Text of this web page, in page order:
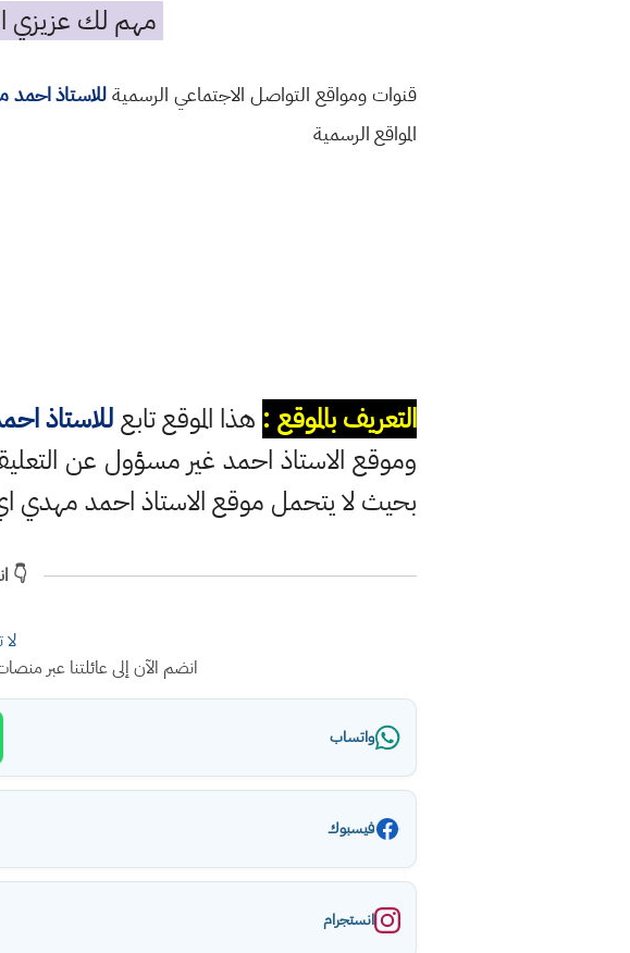
مهم لك عزيزي
قنوات ومواقع التواصل الاجتماعي الرسميةللاستاذ
المواقع الرسمية
التعريف بالموقع : هذا الموقع تابعللاستاذ
وموقع الاستاذ احمد غير مسؤول عن
بحيث لا يتحمل موقع الاستاذ احمد مهدي
👇
انضم الآن إلى عائلتنا عبر
واتساب
فيسبوك
انستجرام